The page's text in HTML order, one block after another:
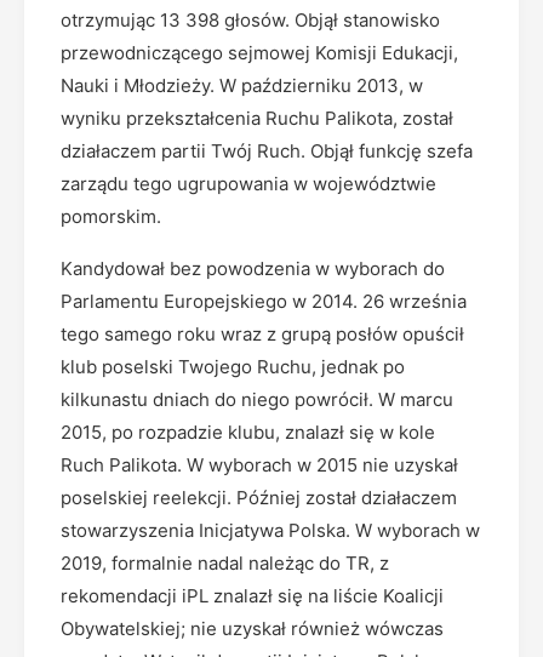
otrzymując 13 398 głosów. Objął stanowisko
przewodniczącego sejmowej Komisji Edukacji,
Nauki i Młodzieży. W październiku 2013, w
wyniku przekształcenia Ruchu Palikota, został
działaczem partii Twój Ruch. Objął funkcję szefa
zarządu tego ugrupowania w województwie
pomorskim.
Kandydował bez powodzenia w wyborach do
Parlamentu Europejskiego w 2014. 26 września
tego samego roku wraz z grupą posłów opuścił
klub poselski Twojego Ruchu, jednak po
kilkunastu dniach do niego powrócił. W marcu
2015, po rozpadzie klubu, znalazł się w kole
Ruch Palikota. W wyborach w 2015 nie uzyskał
poselskiej reelekcji. Później został działaczem
stowarzyszenia Inicjatywa Polska. W wyborach w
2019, formalnie nadal należąc do TR, z
rekomendacji iPL znalazł się na liście Koalicji
Obywatelskiej; nie uzyskał również wówczas